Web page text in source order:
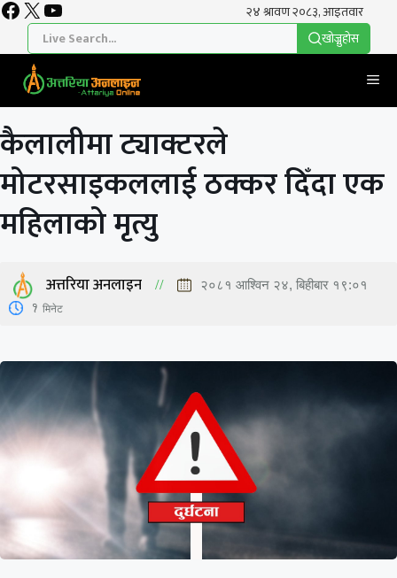
Skip
content
Facebook
X YouTube
खाेज्नुहाेस
कैलालीमा ट्याक्टरले
मोटरसाइकललाई ठक्कर दिँदा एक
महिलाको मृत्यु
अत्तरिया अनलाइन २०८१ आश्विन २४, बिहीबार १९:०१
1 मिनेट